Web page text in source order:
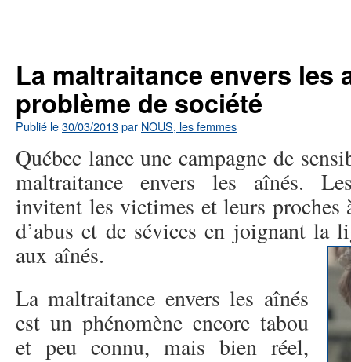
La maltraitance envers les
problème de société
Publié le30/03/2013par NOUS, les femmes
Québec lance une campagne de
maltraitance envers les aînés.
invitent les victimes et leurs proches
d’abus et de sévices en joignant la
aux aînés.
La maltraitance envers les aînés
est un phénomène encore tabou
et peu connu, mais bien réel,